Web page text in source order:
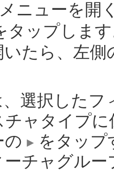
メニューを開
タップしま
いたら、左
選択した
チャタイプ
の
をタップ
ーチャグル